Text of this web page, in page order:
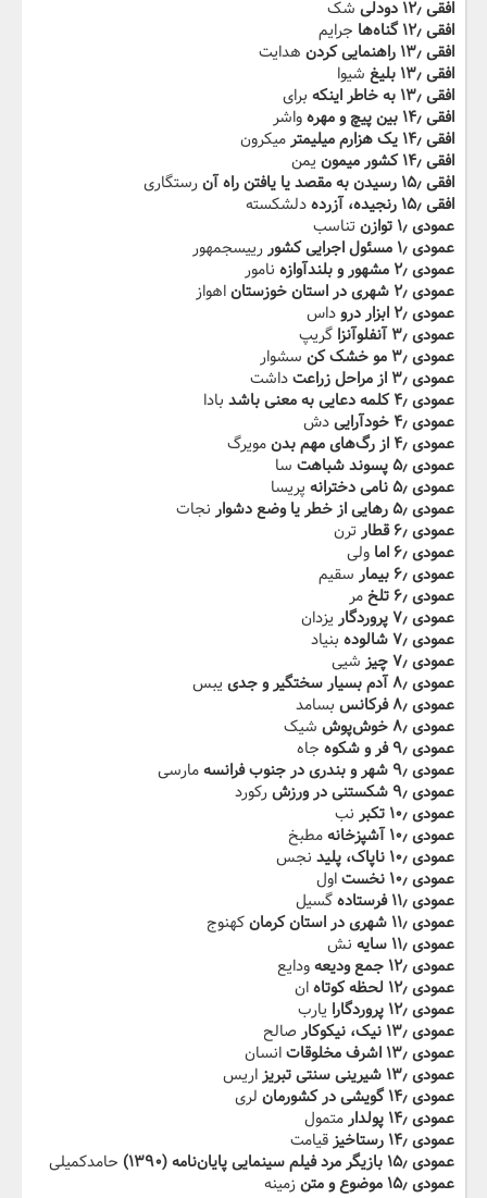
افقی ۱۲٫ دودلی
شک
افقی ۱۲٫ گناه‌ها
جرایم
افقی ۱۳٫ راهنمایی کردن
هدایت
افقی ۱۳٫ بلیغ
شیوا
افقی ۱۳٫ به خاطر اینکه
برای
افقی ۱۴٫ بین پیچ و مهره
واشر
افقی ۱۴٫ یک هزارم میلیمتر
میکرون
افقی ۱۴٫ کشور میمون
یمن
افقی ۱۵٫ رسیدن به مقصد یا یافتن راه آن
رستگاری
افقی ۱۵٫ رنجیده، آزرده
دلشکسته
عمودی ۱٫ توازن
تناسب
عمودی ۱٫ مسئول اجرایی کشور
رییسجمهور
عمودی ۲٫ مشهور و بلندآوازه
نامور
عمودی ۲٫ شهری در استان خوزستان
اهواز
عمودی ۲٫ ابزار درو
داس
عمودی ۳٫ آنفلوآنزا
گریپ
عمودی ۳٫ مو خشک کن
سشوار
عمودی ۳٫ از مراحل زراعت
داشت
عمودی ۴٫ کلمه دعایی به معنی باشد
بادا
عمودی ۴٫ خودآرایی
دش
عمودی ۴٫ از رگ‌های مهم بدن
مویرگ
عمودی ۵٫ پسوند شباهت
سا
عمودی ۵٫ نامی دخترانه
پریسا
عمودی ۵٫ رهایی از خطر یا وضع دشوار
نجات
عمودی ۶٫ قطار
ترن
عمودی ۶٫ اما
ولی
عمودی ۶٫ بیمار
سقیم
عمودی ۶٫ تلخ
مر
عمودی ۷٫ پروردگار
یزدان
عمودی ۷٫ شالوده
بنیاد
عمودی ۷٫ چیز
شیی
عمودی ۸٫ آدم بسیار سختگیر و جدی
یبس
عمودی ۸٫ فرکانس
بسامد
عمودی ۸٫ خوش‌پوش
شیک
عمودی ۹٫ فر و شکوه
جاه
عمودی ۹٫ شهر و بندری در جنوب فرانسه
مارسی
عمودی ۹٫ شکستنی در ورزش
رکورد
عمودی ۱۰٫ تکبر
نب
عمودی ۱۰٫ آشپزخانه
مطبخ
عمودی ۱۰٫ ناپاک، پلید
نجس
عمودی ۱۰٫ نخست
اول
عمودی ۱۱٫ فرستاده
گسیل
عمودی ۱۱٫ شهری در استان کرمان
کهنوج
عمودی ۱۱٫ سایه
نش
عمودی ۱۲٫ جمع ودیعه
ودایع
عمودی ۱۲٫ لحظه کوتاه
ان
عمودی ۱۲٫ پروردگارا
یارب
عمودی ۱۳٫ نیک، نیکوکار
صالح
عمودی ۱۳٫ اشرف مخلوقات
انسان
عمودی ۱۳٫ شیرینی سنتی تبریز
اریس
عمودی ۱۴٫ گویشی در کشورمان
لری
عمودی ۱۴٫ پولدار
متمول
عمودی ۱۴٫ رستاخیز
قیامت
عمودی ۱۵٫ بازیگر مرد فیلم سینمایی پایان‌نامه (۱۳۹۰)
حامدکمیلی
عمودی ۱۵٫ موضوع و متن
زمینه